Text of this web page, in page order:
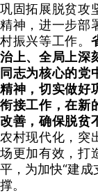
巩固拓展脱贫攻
精神，进一步部
村振兴等工作。
治上、全局上深
同志为核心的党
精神，切实做好
衔接工作，在新
改善，确保脱贫
农村现代化，突
场更加有效，打
平，为加快“建
撑。